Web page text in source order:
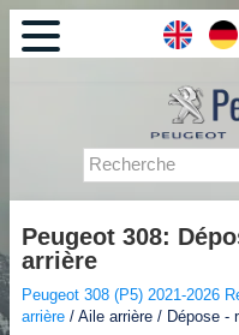
Peugeot 308:
arrière
Peugeot 308 (P5) 2021-2026
arrière / Aile arrière / Dépose -